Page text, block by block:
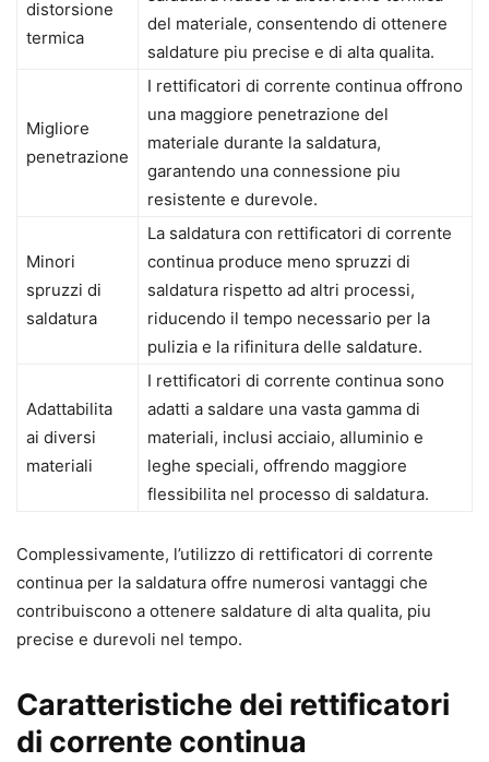
distorsione
termica
del materiale, consentendo di ottenere
saldature piu precise e di alta qualita.
Migliore
penetrazione
I rettificatori di corrente continua offrono
una maggiore penetrazione del
materiale durante la saldatura,
garantendo una connessione piu
resistente e durevole.
Minori
spruzzi di
saldatura
La saldatura con rettificatori di corrente
continua produce meno spruzzi di
saldatura rispetto ad altri processi,
riducendo il tempo necessario per la
pulizia e la rifinitura delle saldature.
Adattabilita
ai diversi
materiali
I rettificatori di corrente continua sono
adatti a saldare una vasta gamma di
materiali, inclusi acciaio, alluminio e
leghe speciali, offrendo maggiore
flessibilita nel processo di saldatura.
Complessivamente, l’utilizzo di rettificatori di corrente
continua per la saldatura offre numerosi vantaggi che
contribuiscono a ottenere saldature di alta qualita, piu
precise e durevoli nel tempo.
Caratteristiche dei rettificatori
di corrente continua